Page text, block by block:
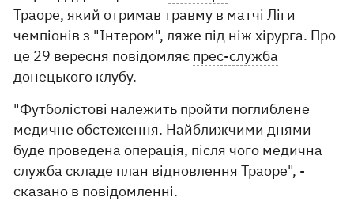
Траоре, який отримав травму в матчі Ліги
чемпіонів з "Інтером", ляже під ніж хірурга. Про
це 29 вересня повідомляє прес-служба
донецького клубу.
"Футболістові належить пройти поглиблене
медичне обстеження. Найближчими днями
буде проведена операція, після чого медична
служба складе план відновлення Траоре", -
сказано в повідомленні.